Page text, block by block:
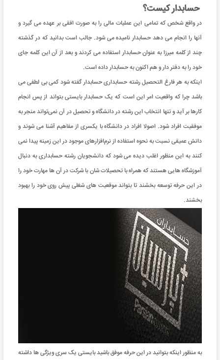
حسابدار کیست؟
در واقع شخص که تمامی این عملیات مالی را به صورت افقی بر عهده می گیرد و
آنها را انجام می دهد حسابدار نامیده می شود. جالب است بدانید که در گذشته
چند از کلمه میرزا به عنوان حسابدار استفاده می کردند و بعد از آن این کلمه جای
خود را به دفتر دار و هم اکنون به حسابدار داده است.
اینکه به هر فارغ التحصیل رشته حسابداری حسابدار گفته شود کمی بی لطفی می
باشد چرا که واقعیت امر این است که یک حسابدار بایستی بتواند از پس انجام
کارها بر آید و تنها انتخاب این رشته در دانشگاه و تحصیل در آن نمی‌تواند منجر به
موفقیت افراد شود. اصولا افراد در دانشگاه با یکسری از مفاهیم آشنا می شوند و
دانش عمیقی نسبت به نحوه استفاده از نرم‌افزارهای موجود در این زمینه پیدا نمی
کنند به این منظور اغلب دیده می شود که دانشجویان رشته حسابداری به دنبال
آموزشگاه هایی هستند که همراه با تحصیلات شان با شرکت در آن ها مهارت خود را
در این حرفه توسعه بخشند تا بتواند موقعیت های شغلی پیش روی خود را بهبود
بخشند.
به منظور اینکه بتوانید در این حرفه موفق باشید بایستی یک سری ویژگی ها داشته